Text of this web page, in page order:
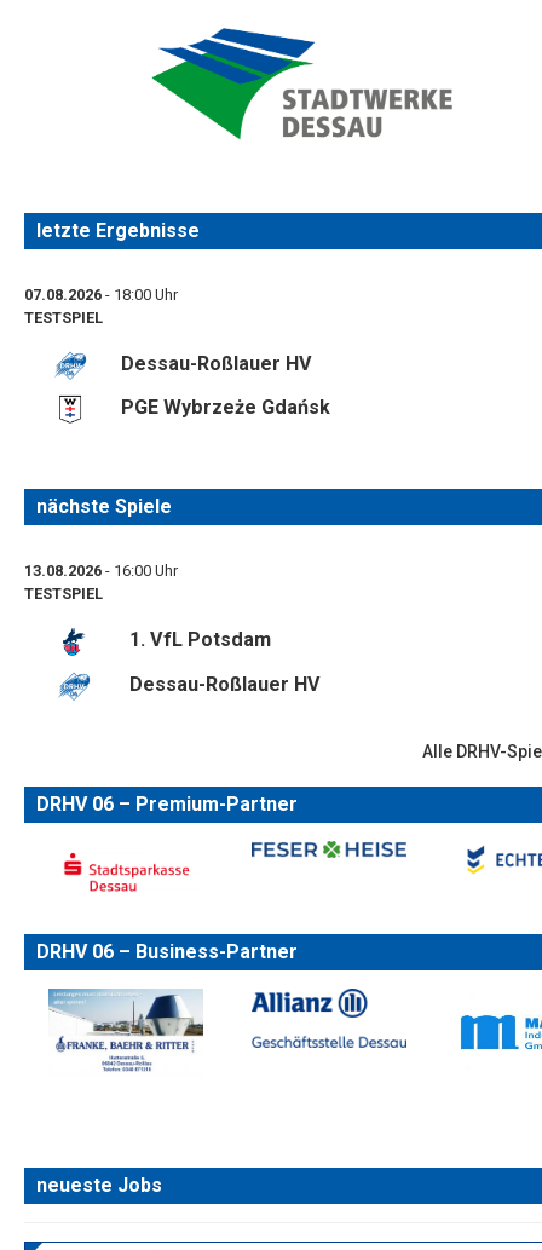
letzte Ergebnisse
07.08.2026 - 18:00 Uhr
TESTSPIEL
Dessau-Roßlauer HV
PGE Wybrzeże Gdańsk
nächste Spiele
13.08.2026 - 16:00 Uhr
TESTSPIEL
1. VfL Potsdam
Dessau-Roßlauer HV
Alle DRHV-
DRHV 06 – Premium-Partner
DRHV 06 – Business-Partner
neueste Jobs